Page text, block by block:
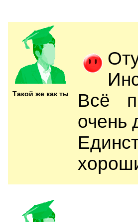
Такой же как ты
Всё
очень